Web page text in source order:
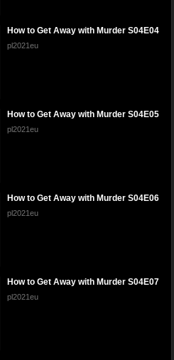
How to Get Away with Murder S04E04
pl2021eu
How to Get Away with Murder S04E05
pl2021eu
How to Get Away with Murder S04E06
pl2021eu
How to Get Away with Murder S04E07
pl2021eu